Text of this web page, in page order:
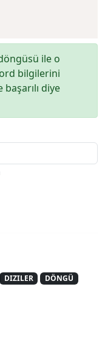
ile o
bilgilerini
diye
DIZILER
DÖNGÜ